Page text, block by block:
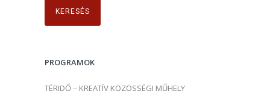
s
:PROGRAMOK
TÉRIDŐ – KREATÍV KÖZÖSSÉGI MŰHELY